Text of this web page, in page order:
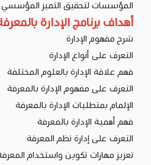
المؤسسات لتحقيق التميز المؤسسي
أهداف برنامج الإدارة
شرح مفهوم الإدارة
التعرف على أنواع الإدارة
فهم علاقة الإدارة بالعلوم المختلفة
التعرف على مفهوم الإدارة بالمعرفة
الإلمام بمتطلبات الإدارة بالمعرفة
فهم أهمية الإدارة بالمعرفة
التعرف على إدارة نظم المعرفة
تعزيز مهارات تكوين واستخدام